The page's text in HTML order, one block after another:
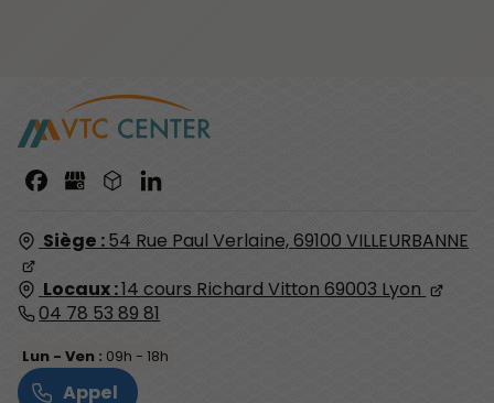
Siège :54 Rue Paul Verlaine,69100 VILLEURBANNE
Locaux :14 cours Richard Vitton 69003 Lyon
04 78 53 89 81
Lun - Ven : 09h - 18h
Appel